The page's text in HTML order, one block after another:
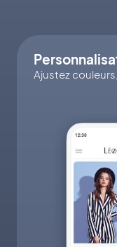
Ajustez